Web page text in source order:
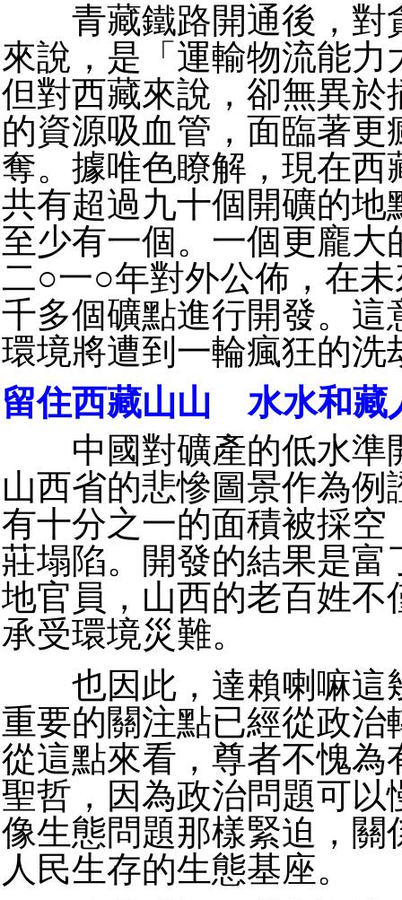
青藏鐵路開通後，對
來說，是「運輸物流能力
但對西藏來說，卻無異於
的資源吸血管，面臨著更
奪。據唯色瞭解，現在西
共有超過九十個開礦的地
至少有一個。一個更龐大
二○一○年對外公佈，在
千多個礦點進行開發。這
環境將遭到一輪瘋狂的洗
留住西藏山山 水水和藏
中國對礦產的低水準
山西省的悲慘圖景作為例
有十分之一的面積被採空
莊塌陷。開發的結果是富
地官員，山西的老百姓不
承受環境災難。
也因此，達賴喇嘛這
重要的關注點已經從政治
從這點來看，尊者不愧為
聖哲，因為政治問題可以
像生態問題那樣緊迫，關
人民生存的生態基座。